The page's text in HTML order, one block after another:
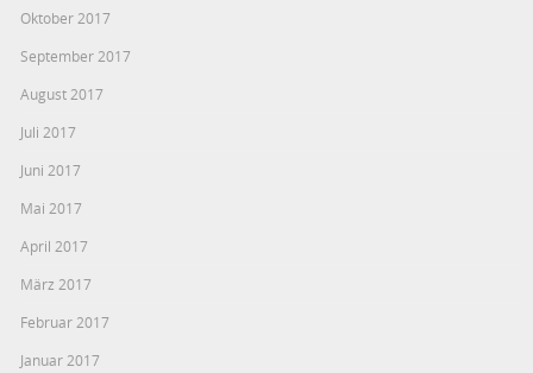
Oktober 2017
September 2017
August 2017
Juli 2017
Juni 2017
Mai 2017
April 2017
März 2017
Februar 2017
Januar 2017